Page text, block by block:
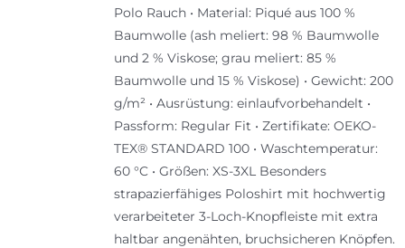
Polo Rauch • Material: Piqué aus 100 %
Baumwolle (ash meliert: 98 % Baumwolle
und 2 % Viskose; grau meliert: 85 %
Baumwolle und 15 % Viskose) • Gewicht: 200
g/m² • Ausrüstung: einlaufvorbehandelt •
Passform: Regular Fit • Zertifikate: OEKO-
TEX® STANDARD 100 • Waschtemperatur:
60 °C • Größen: XS-3XL Besonders
strapazierfähiges Poloshirt mit hochwertig
verarbeiteter 3-Loch-Knopfleiste mit extra
haltbar angenähten, bruchsicheren Knöpfen.